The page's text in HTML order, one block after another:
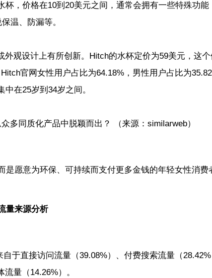
，价格在10到20美元之间，通常会拥有一些特殊功能
温、防漏等。
观设计上有所创新。Hitch的水杯定价为59美元，这个
官网女性用户占比为64.18%，男性用户占比为
中在25岁到34岁之间。
（来源：similarweb）
愿意为环保、可持续而支付更多金钱的年轻女性消费
量来源分析
于直接访问流量（39.08%）、付费搜索流量（28.42%
流量（14.26%）。